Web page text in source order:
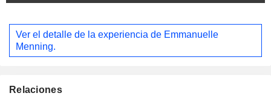
Ver el detalle de la experiencia de Emmanuelle
Menning.
Relaciones